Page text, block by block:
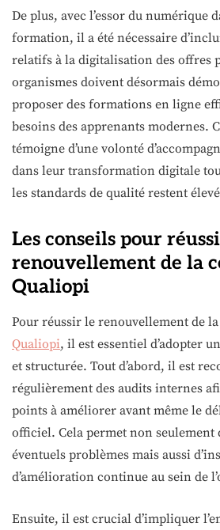
De plus, avec l’essor du numérique
formation, il a été nécessaire
relatifs à la digitalisation des offres
organismes doivent désormais
proposer des formations en ligne
besoins des apprenants modernes.
témoigne d’une volonté
dans leur transformation digitale
les standards de qualité restent
Les conseils pour
renouvellement de la
Qualiopi
Pour réussir le renouvellement de
Qualiopi, il est essentiel d’adopter
et structurée. Tout d’abord, il est
régulièrement des audits internes
points à améliorer avant même le
officiel. Cela permet non seulement
éventuels problèmes mais aussi
d’amélioration continue au sein de
Ensuite, il est crucial d’impliquer